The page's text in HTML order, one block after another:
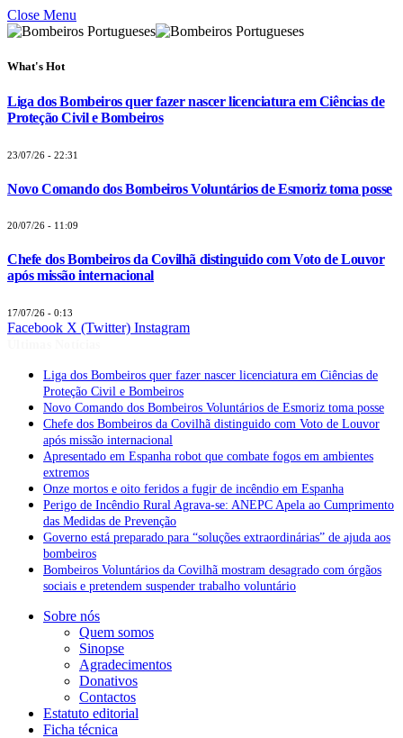
Close Menu
What's Hot
Liga dos Bombeiros quer fazer nascer licenciatura em Ciências de
Proteção Civil e Bombeiros
23/07/26 - 22:31
Novo Comando dos Bombeiros Voluntários de Esmoriz toma posse
20/07/26 - 11:09
Chefe dos Bombeiros da Covilhã distinguido com Voto de Louvor
após missão internacional
17/07/26 - 0:13
Facebook X (Twitter) Instagram
Liga dos Bombeiros quer fazer nascer licenciatura em Ciências de
Proteção Civil e Bombeiros
Novo Comando dos Bombeiros Voluntários de Esmoriz toma posse
Chefe dos Bombeiros da Covilhã distinguido com Voto de Louvor
após missão internacional
Apresentado em Espanha robot que combate fogos em ambientes
extremos
Onze mortos e oito feridos a fugir de incêndio em Espanha
Perigo de Incêndio Rural Agrava-se: ANEPC Apela ao Cumprimento
das Medidas de Prevenção
Governo está preparado para “soluções extraordinárias” de ajuda aos
bombeiros
Bombeiros Voluntários da Covilhã mostram desagrado com órgãos
sociais e pretendem suspender trabalho voluntário
Sobre nós
Quem somos
Sinopse
Agradecimentos
Donativos
Contactos
Estatuto editorial
Ficha técnica